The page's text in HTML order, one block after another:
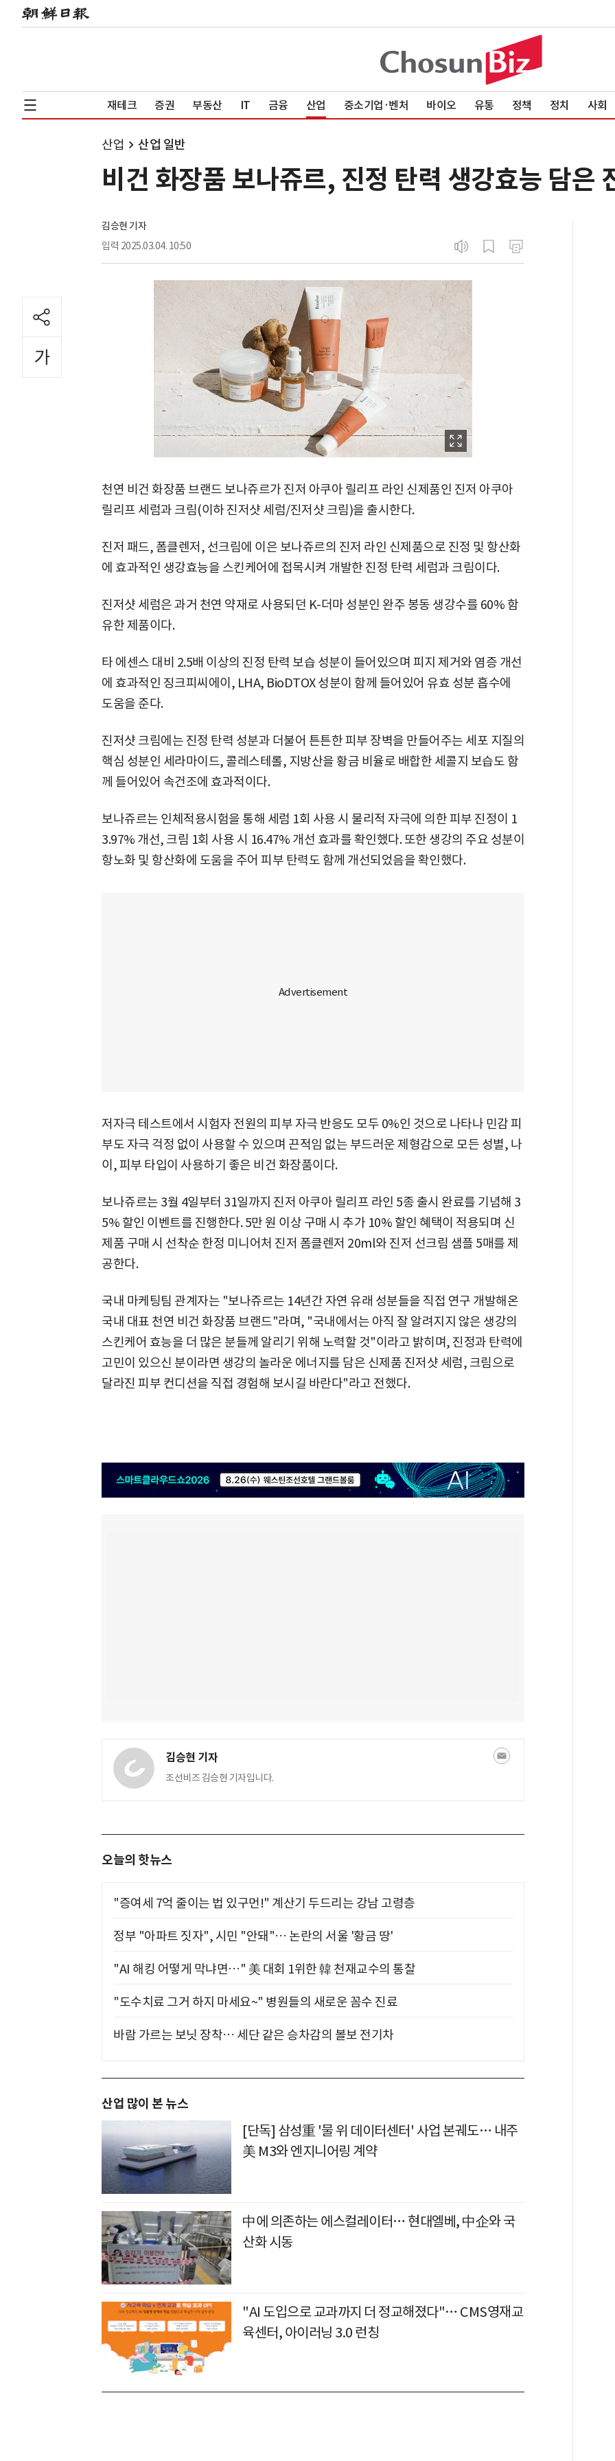
재테크 증권 부동산 IT 금융 산업 중소기업·벤처 바이오 유통 정책 정치 사회
산업 산업 일반
비건 화장품 보나쥬르, 진정 탄력 생강효능 담은
김승현 기자
입력 2025.03.04. 10:50
천연 비건 화장품 브랜드 보나쥬르가 진저 아쿠아 릴리프 라인 신제품인 진저 아쿠아
릴리프 세럼과 크림(이하 진저샷 세럼/진저샷 크림)을 출시한다.
진저 패드, 폼클렌저, 선크림에 이은 보나쥬르의 진저 라인 신제품으로 진정 및 항산화
에 효과적인 생강효능을 스킨케어에 접목시켜 개발한 진정 탄력 세럼과 크림이다.
진저샷 세럼은 과거 천연 약재로 사용되던 K-더마 성분인 완주 봉동 생강수를 60% 함
유한 제품이다.
타 에센스 대비 2.5배 이상의 진정 탄력 보습 성분이 들어있으며 피지 제거와 염증 개선
에 효과적인 징크피씨에이, LHA, BioDTOX 성분이 함께 들어있어 유효 성분 흡수에
도움을 준다.
진저샷 크림에는 진정 탄력 성분과 더불어 튼튼한 피부 장벽을 만들어주는 세포 지질의
핵심 성분인 세라마이드, 콜레스테롤, 지방산을 황금 비율로 배합한 세콜지 보습도 함
께 들어있어 속건조에 효과적이다.
보나쥬르는 인체적용시험을 통해 세럼 1회 사용 시 물리적 자극에 의한 피부 진정이 1
3.97% 개선, 크림 1회 사용 시 16.47% 개선 효과를 확인했다. 또한 생강의 주요 성분이
항노화 및 항산화에 도움을 주어 피부 탄력도 함께 개선되었음을 확인했다.
저자극 테스트에서 시험자 전원의 피부 자극 반응도 모두 0%인 것으로 나타나 민감 피
부도 자극 걱정 없이 사용할 수 있으며 끈적임 없는 부드러운 제형감으로 모든 성별, 나
이, 피부 타입이 사용하기 좋은 비건 화장품이다.
보나쥬르는 3월 4일부터 31일까지 진저 아쿠아 릴리프 라인 5종 출시 완료를 기념해 3
5% 할인 이벤트를 진행한다. 5만 원 이상 구매 시 추가 10% 할인 혜택이 적용되며 신
제품 구매 시 선착순 한정 미니어처 진저 폼클렌저 20ml와 진저 선크림 샘플 5매를 제
공한다.
국내 마케팅팀 관계자는 "보나쥬르는 14년간 자연 유래 성분들을 직접 연구 개발해온
국내 대표 천연 비건 화장품 브랜드"라며, "국내에서는 아직 잘 알려지지 않은 생강의
스킨케어 효능을 더 많은 분들께 알리기 위해 노력할 것"이라고 밝히며, 진정과 탄력에
고민이 있으신 분이라면 생강의 놀라운 에너지를 담은 신제품 진저샷 세럼, 크림으로
달라진 피부 컨디션을 직접 경험해 보시길 바란다"라고 전했다.
김승현 기자
조선비즈 김승현 기자입니다.
오늘의 핫뉴스
"증여세 7억 줄이는 법 있구먼!" 계산기 두드리는 강남 고령층
정부 "아파트 짓자", 시민 "안돼"… 논란의 서울 '황금 땅'
"AI 해킹 어떻게 막냐면…" 美 대회 1위한 韓 천재교수의 통찰
"도수치료 그거 하지 마세요~" 병원들의 새로운 꼼수 진료
바람 가르는 보닛 장착… 세단 같은 승차감의 볼보 전기차
산업 많이 본 뉴스
[단독] 삼성重 '물 위 데이터센터' 사업 본궤도… 내주
美 M3와 엔지니어링 계약
中에 의존하는 에스컬레이터… 현대엘베, 中企와 국
산화 시동
"AI 도입으로 교과까지 더 정교해졌다"… CMS영재교
육센터, 아이러닝 3.0 런칭